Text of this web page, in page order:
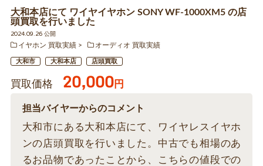
大和本店にて ワイヤイヤホン SONY WF-1000XM5 の店
頭買取を行いました
2024.09.26 公開
イヤホン 買取実績
オーディオ 買取実績
大和市 大和本店 店頭買取
買取価格 20,000円
担当バイヤーからのコメント
大和市にある大和本店にて、ワイヤレスイヤホ
ンの店頭買取を行いました。中古でも相場のあ
るお品物であったことから、こちらの値段での